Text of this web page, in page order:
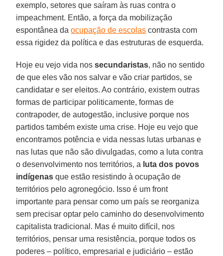
exemplo, setores que saíram às ruas contra o
impeachment. Então, a força da mobilização
espontânea daocupação de escolas contrasta com
essa rigidez da política e das estruturas de esquerda.
Hoje eu vejo vida nossecundaristas, não no sentido
de que eles vão nos salvar e vão criar partidos, se
candidatar e ser eleitos. Ao contrário, existem outras
formas de participar politicamente, formas de
contrapoder, de autogestão, inclusive porque nos
partidos também existe uma crise. Hoje eu vejo que
encontramos potência e vida nessas lutas urbanas e
nas lutas que não são divulgadas, como a luta contra
o desenvolvimento nos territórios, a luta dos povos
indígenas que estão resistindo à ocupação de
territórios pelo agronegócio. Isso é um front
importante para pensar como um país se reorganiza
sem precisar optar pelo caminho do desenvolvimento
capitalista tradicional. Mas é muito difícil, nos
territórios, pensar uma resistência, porque todos os
poderes – político, empresarial e judiciário – estão